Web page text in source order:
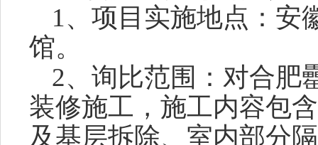
1、项目实施地点： 安
馆。
2、询比范围：对合肥
装修施工，施工内容包
及基层拆除、室内部分